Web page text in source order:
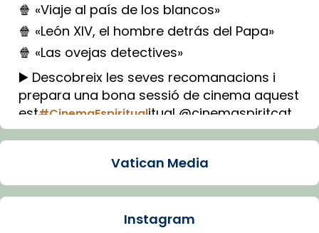
🍿 «Viaje al país de los blancos»
🍿 «León XIV, el hombre detrás del Papa»
🍿 «Las ovejas detectives»
▶️ Descobreix les seves recomanacions i
prepara una bona sessió de cinema aquest
est#CinemaEspiritualitual @cinemaspiritcat
Imatge: Generada amb IA (OpenAI)
Arquebisbat de Barcelona
Vatican Media
Instagram